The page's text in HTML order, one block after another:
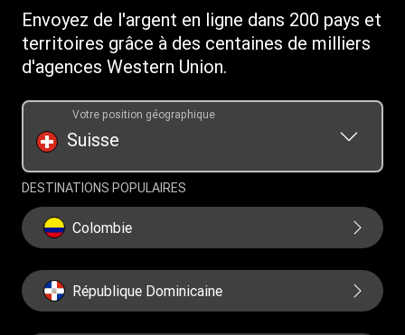
Informations sur les cookies
Envoyez de l'argent en ligne dans 200 pays et
territoires grâce à des centaines de milliers
d'agences Western Union.
Suisse
Votre position géographique
DESTINATIONS POPULAIRES
Colombie
République Dominicaine